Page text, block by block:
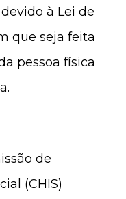
à Lei de
que seja feita
pessoa física
de
(CHIS)